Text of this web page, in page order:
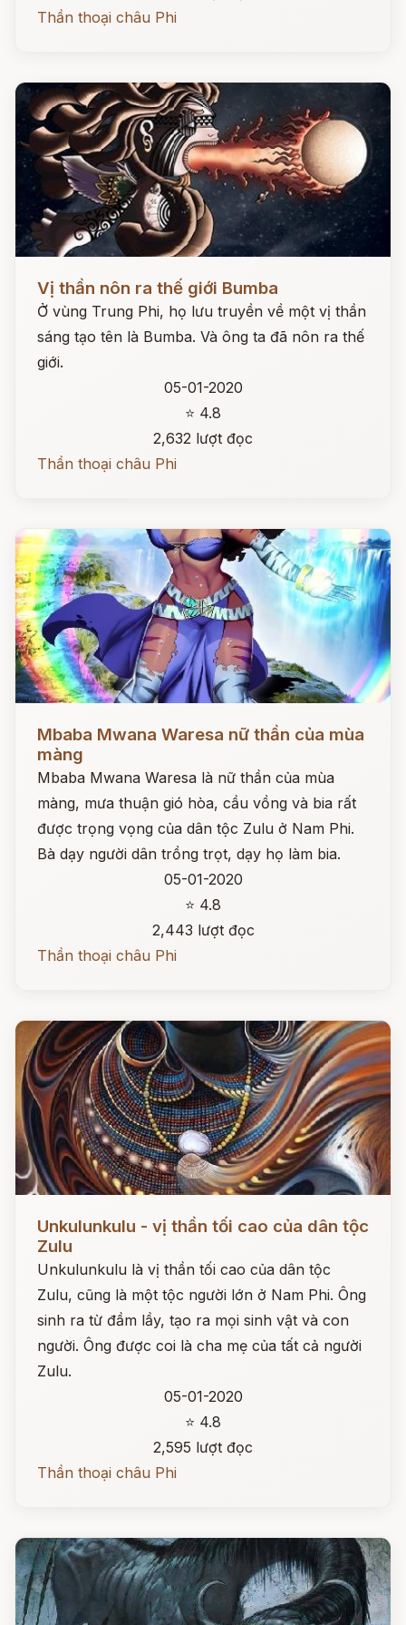
Thần thoại châu Phi
Đọc ngay
Vị thần nôn ra thế giới Bumba
Ở vùng Trung Phi, họ lưu truyền về một vị thần
sáng tạo tên là Bumba. Và ông ta đã nôn ra thế
giới.
05-01-2020
⭐ 4.8
2,632 lượt đọc
Thần thoại châu Phi
Mbaba Mwana Waresa nữ thần của mùa
màng
Mbaba Mwana Waresa là nữ thần của mùa
màng, mưa thuận gió hòa, cầu vồng và bia rất
được trọng vọng của dân tộc Zulu ở Nam Phi.
Bà dạy người dân trồng trọt, dạy họ làm bia.
05-01-2020
⭐ 4.8
2,443 lượt đọc
Thần thoại châu Phi
Unkulunkulu - vị thần tối cao của dân tộc
Zulu
Unkulunkulu là vị thần tối cao của dân tộc
Zulu, cũng là một tộc người lớn ở Nam Phi. Ông
sinh ra từ đầm lầy, tạo ra mọi sinh vật và con
người. Ông được coi là cha mẹ của tất cả người
Zulu.
05-01-2020
⭐ 4.8
2,595 lượt đọc
Thần thoại châu Phi